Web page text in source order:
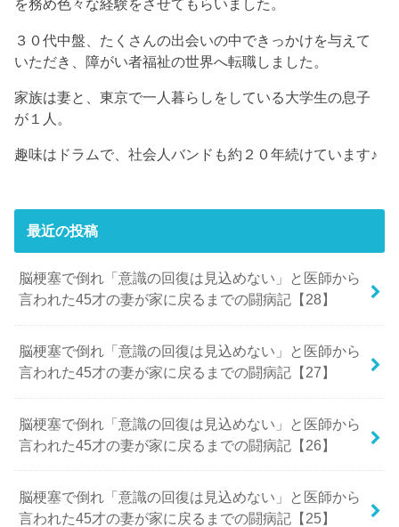
を務め色々な経験をさせてもらいました。
３０代中盤、たくさんの出会いの中できっかけを与えて
いただき、障がい者福祉の世界へ転職しました。
家族は妻と、東京で一人暮らしをしている大学生の息子
が１人。
趣味はドラムで、社会人バンドも約２０年続けています♪
最近の投稿
脳梗塞で倒れ「意識の回復は見込めない」と医師から
言われた45才の妻が家に戻るまでの闘病記【28】
脳梗塞で倒れ「意識の回復は見込めない」と医師から
言われた45才の妻が家に戻るまでの闘病記【27】
脳梗塞で倒れ「意識の回復は見込めない」と医師から
言われた45才の妻が家に戻るまでの闘病記【26】
脳梗塞で倒れ「意識の回復は見込めない」と医師から
言われた45才の妻が家に戻るまでの闘病記【25】